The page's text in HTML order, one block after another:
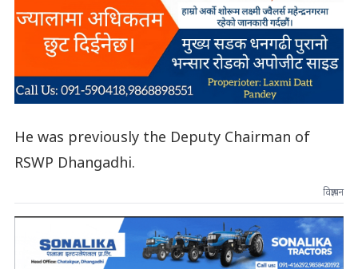
He was previously the Deputy Chairman of
RSWP Dhangadhi.
विज्ञापन